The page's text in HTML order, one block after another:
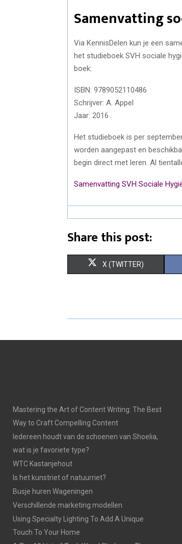
Samenvatting
Via KennisDelen kun je een
het studieboek SVH sociale
boek:
ISBN: 9789052110486
Schrijver: A. Appel
Jaar: 2016
Het studieboek is per
worden aangepast en
begin direct met leren. Al
Samenvatting SVH Sociale
Share this post:
S
R
X (TWITTER)
Mastering the Art of Content Writing: The Best
Way to Craft Compelling Content
Iedereen houdt van de schoenen van Shoelia,
wat is je favoriete type?
WTC Kastanjehout
Is het kunstriet of natuurriet?
Busje huren Wageningen
Verschillende marketing modellen
Using Specialty Lighting To Add A Unique
Touch To Your Home